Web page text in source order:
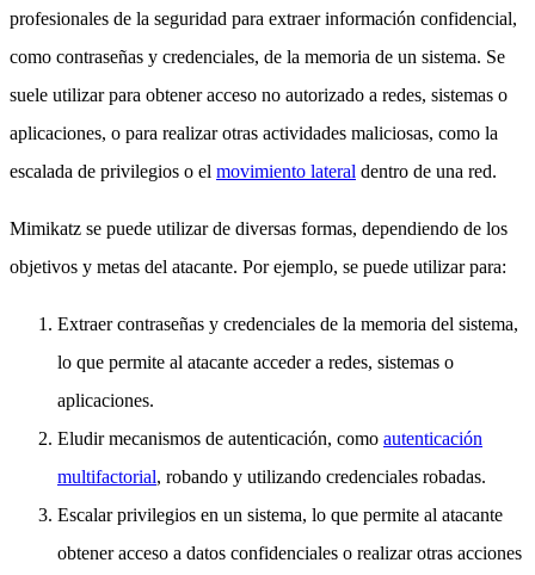
profesionales de la seguridad para extraer información confidencial,
como contraseñas y credenciales, de la memoria de un sistema. Se
suele utilizar para obtener acceso no autorizado a redes, sistemas o
aplicaciones, o para realizar otras actividades maliciosas, como la
escalada de privilegios o el movimiento lateral dentro de una red.
Mimikatz se puede utilizar de diversas formas, dependiendo de los
objetivos y metas del atacante. Por ejemplo, se puede utilizar para:
Extraer contraseñas y credenciales de la memoria del sistema,
lo que permite al atacante acceder a redes, sistemas o
aplicaciones.
Eludir mecanismos de autenticación, como autenticación
multifactorial, robando y utilizando credenciales robadas.
Escalar privilegios en un sistema, lo que permite al atacante
obtener acceso a datos confidenciales o realizar otras acciones